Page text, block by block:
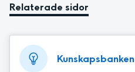
Relaterade sidor
Kunskapsbanken